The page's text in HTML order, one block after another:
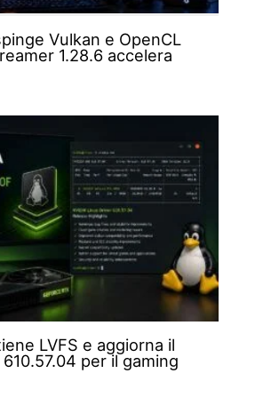
Vulkan e OpenCL
1.28.6 accelera
LVFS e aggiorna il
per il gaming